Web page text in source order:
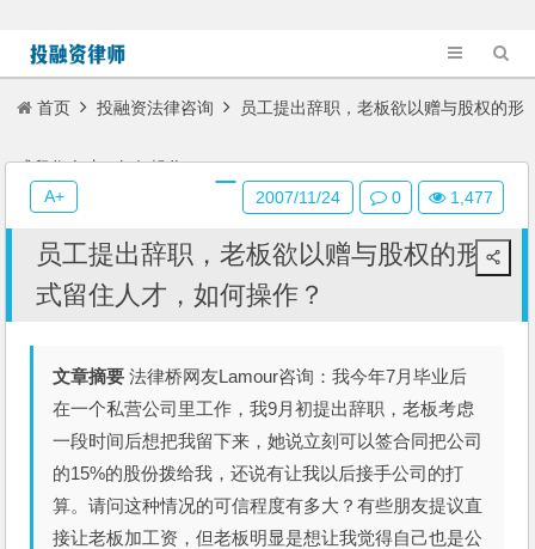
首页 投融资法律咨询 员工提出辞职，老板欲以赠与股权的形
式留住人才，如何操作？
员工提出辞职，老板欲以赠与股权的形
式留住人才，如何操作？
文章摘要 法律桥网友Lamour咨询：我今年7月毕业后
在一个私营公司里工作，我9月初提出辞职，老板考虑
一段时间后想把我留下来，她说立刻可以签合同把公司
的15%的股份拨给我，还说有让我以后接手公司的打
算。请问这种情况的可信程度有多大？有些朋友提议直
接让老板加工资，但老板明显是想让我觉得自己也是公
2007/11/24 0 1,477
A+